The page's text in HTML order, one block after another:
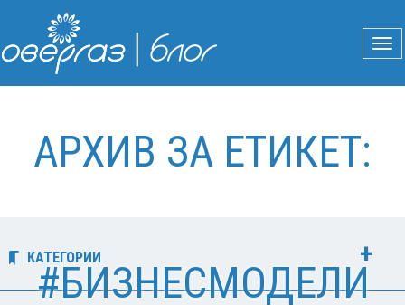
АРХИВ ЗА ЕТИКЕТ:
#БИЗНЕСМОДЕЛИ
КАТЕГОРИИ